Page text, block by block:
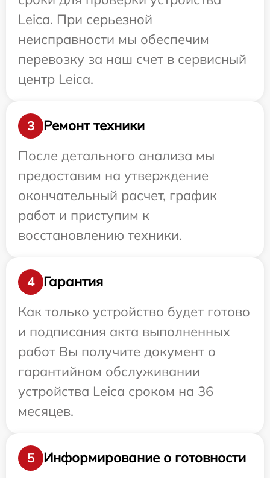
Leica. При серьезной
неисправности мы обеспечим
перевозку за наш счет в сервисный
центр Leica.
3
Ремонт техники
После детального анализа мы
предоставим на утверждение
окончательный расчет, график
работ и приступим к
восстановлению техники.
4
Гарантия
Как только устройство будет готово
и подписания акта выполненных
работ Вы получите документ о
гарантийном обслуживании
устройства Leica сроком на 36
месяцев.
5
Информирование о готовности